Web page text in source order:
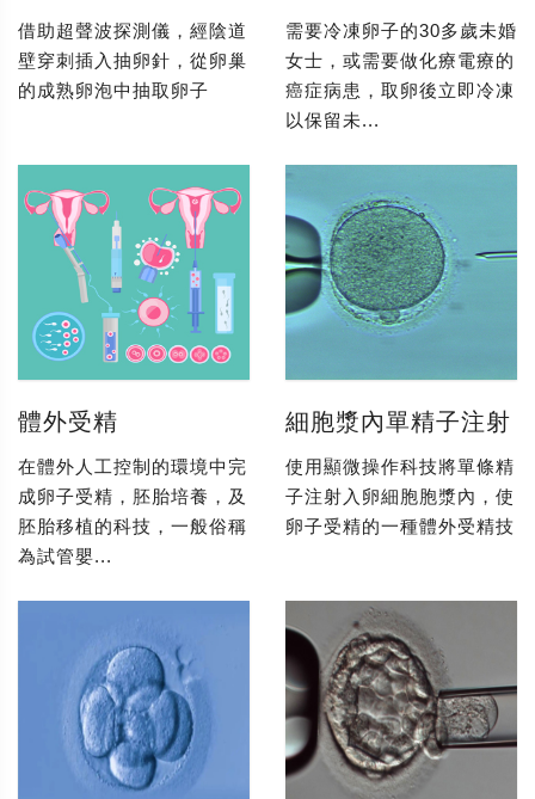
借助超聲波探測儀，經陰道
壁穿刺插入抽卵針，從卵巢
的成熟卵泡中抽取卵子
需要冷凍卵子的30多歲未婚
女士，或需要做化療電療的
癌症病患，取卵後立即冷凍
以保留未...
體外受精
在體外人工控制的環境中完
成卵子受精，胚胎培養，及
胚胎移植的科技，一般俗稱
為試管嬰...
細胞漿內單精子注射
使用顯微操作科技將單條精
子注射入卵細胞胞漿內，使
卵子受精的一種體外受精技